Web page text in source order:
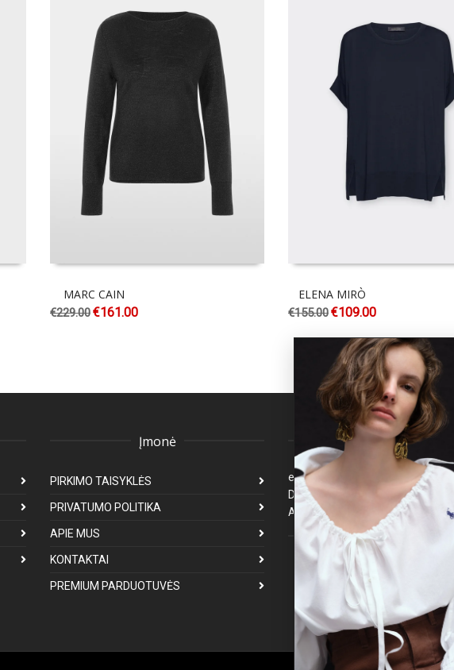
MARC CAIN
€229.00€161.00
ELENA MIRÒ
€155.00€109.00
Įmonė
PIRKIMO TAISYKLĖS
PRIVATUMO POLITIKA
APIE MUS
KONTAKTAI
PREMIUM PARDUOTUVĖS
Klientų aptarnavimas
Darbo laikas: I-V 8:00-17:00
Atsakymas per 1-3 darbo dienas
Mus galite rasti